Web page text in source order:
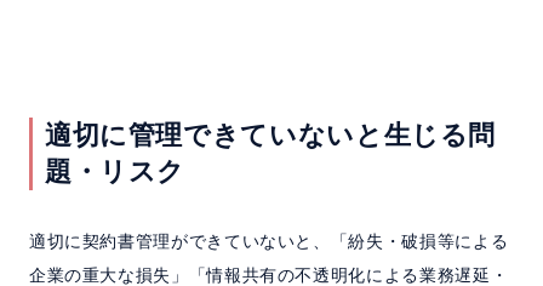
適切に管理できていないと生じる問
題・リスク
適切に契約書管理ができていないと、「紛失・破損等による
企業の重大な損失」「情報共有の不透明化による業務遅延・